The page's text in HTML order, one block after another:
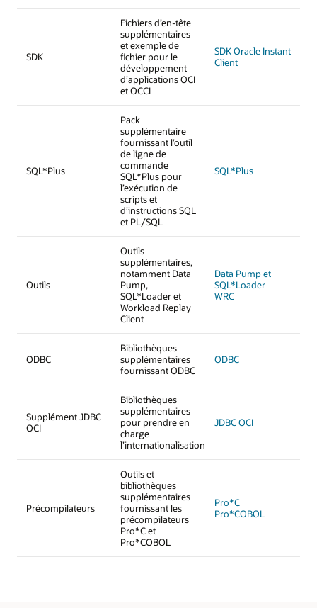
SDK
Fichiers d’en-tête
supplémentaires
et exemple de
fichier pour le
développement
d’applications OCI
et OCCI
SDK Oracle Instant
Client
SQL*Plus
Pack
supplémentaire
fournissant l’outil
de ligne de
commande
SQL*Plus pour
l’exécution de
scripts et
d’instructions SQL
et PL/SQL
SQL*Plus
Outils
Outils
supplémentaires,
notamment Data
Pump,
SQL*Loader et
Workload Replay
Client
Data Pump et
SQL*Loader
WRC
ODBC
Bibliothèques
supplémentaires
fournissant ODBC
ODBC
Supplément JDBC
OCI
Bibliothèques
supplémentaires
pour prendre en
charge
l’internationalisation
JDBC OCI
Précompilateurs
Outils et
bibliothèques
supplémentaires
fournissant les
précompilateurs
Pro*C et
Pro*COBOL
Pro*C
Pro*COBOL